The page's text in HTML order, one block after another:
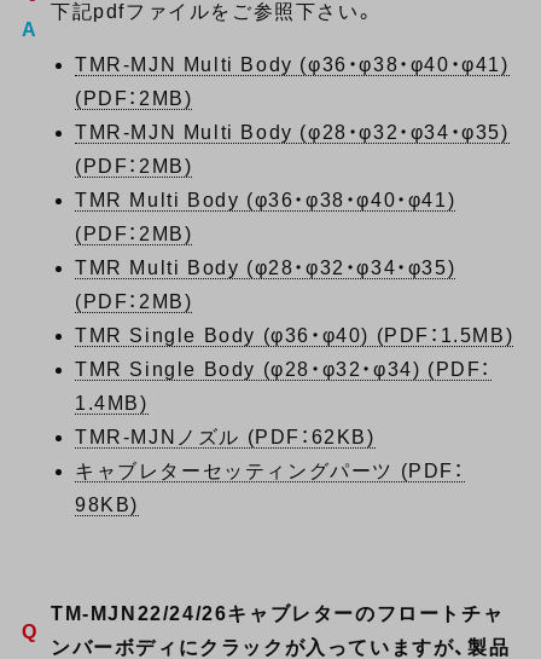
下記pdfファイルをご参照下さい。
TMR-MJN Multi Body (φ36・φ38・φ40・φ41)
(PDF：2MB)
TMR-MJN Multi Body (φ28・φ32・φ34・φ35)
(PDF：2MB)
TMR Multi Body (φ36・φ38・φ40・φ41)
(PDF：2MB)
TMR Multi Body (φ28・φ32・φ34・φ35)
(PDF：2MB)
TMR Single Body (φ36・φ40) (PDF：1.5MB)
TMR Single Body (φ28・φ32・φ34) (PDF：
1.4MB)
TMR-MJNノズル (PDF：62KB)
キャブレターセッティングパーツ (PDF：
98KB)
TM-MJN22/24/26キャブレターのフロートチャ
ンバーボディにクラックが入っていますが、製品